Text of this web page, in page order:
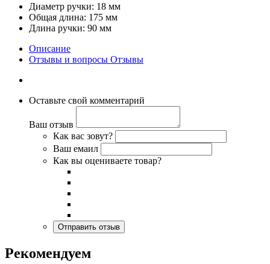
Диаметр ручки: 18 мм
Общая длина: 175 мм
Длина ручки: 90 мм
Описание
Отзывы и вопросы Отзывы
Оставьте свой комментарий
Ваш отзыв
Как вас зовут?
Ваш емаил
Как вы оцениваете товар?
Рекомендуем